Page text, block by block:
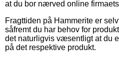
at du bor nærved online
Fragttiden på Hammerite er
såfremt du har behov for
det naturligvis væsentligt at du
på det respektive produkt.